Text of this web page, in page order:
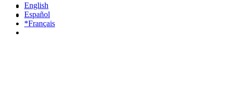
English
Español
*Français